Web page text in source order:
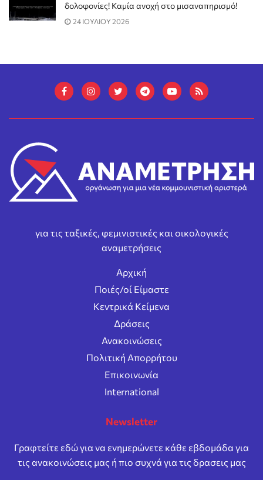
δολοφονίες! Καμία ανοχή στο μισαναπηρισμό!
24 ΙΟΥΛΙΟΥ 2026
για τις ταξικές, φεμινιστικές και οικολογικές
αναμετρήσεις
Αρχική
Ποιές/οί Είμαστε
Κεντρικά Κείμενα
Δράσεις
Ανακοινώσεις
Πολιτική Απορρήτου
Επικοινωνία
International
Newsletter
Γραφτείτε εδώ για να ενημερώνετε κάθε εβδομάδα για
τις ανακοινώσεις μας ή πιο συχνά για τις δρασεις μας